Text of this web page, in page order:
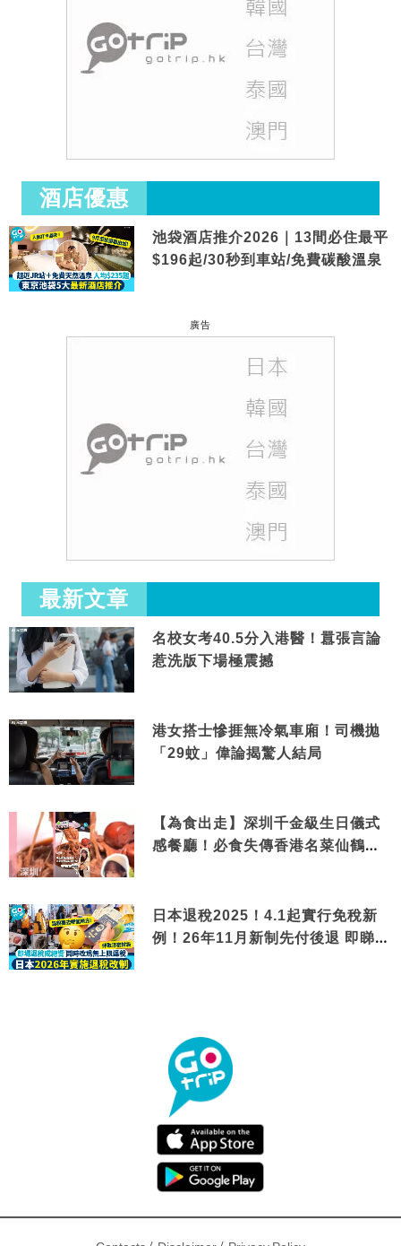
酒店優惠
池袋酒店推介2026｜13間必住最平
$196起/30秒到車站/免費碳酸溫泉
廣告
最新文章
名校女考40.5分入港醫！囂張言論
惹洗版下場極震撼
港女搭士慘捱無冷氣車廂！司機拋
「29蚊」偉論揭驚人結局
【為食出走】深圳千金級生日儀式
感餐廳！必食失傳香港名菜仙鶴神
日本退稅2025！4.1起實行免稅新
例！26年11月新制先付後退 即睇步